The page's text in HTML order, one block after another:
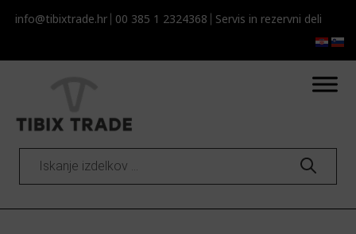
info@tibixtrade.hr 00 385 1 2324368 Servis in rezervni deli
Products
search